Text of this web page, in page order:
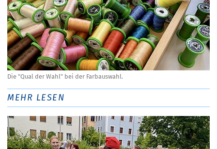
Die "Qual der Wahl" bei der Farbauswahl.
MEHR LESEN